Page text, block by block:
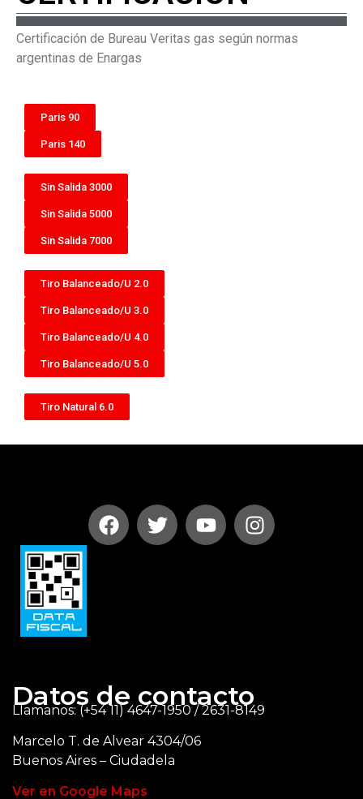
Certificación de Bureau Veritas gas según normas
argentinas de Enargas
Paris 90
Paris 140
Sin Salida 3000
Sin Salida 5000
Sin Salida 7000
Tiro Balanceado/U 2.0
Tiro Balanceado/U 3.0
Tiro Balanceado/U 4.0
Tiro Balanceado/U 5.0
Tiro Natural 6.0
Datos de contacto
Llamanos: (+54 11) 4647-1950 / 2631-8149
Marcelo T. de Alvear 4304/06
Buenos Aires – Ciudadela
Ver en Google Maps